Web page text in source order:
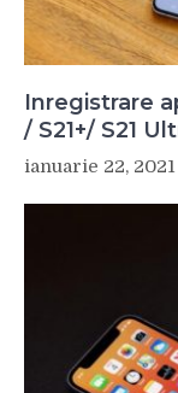
Inregistrare
/ S21+/ S21
ianuarie 22, 2021